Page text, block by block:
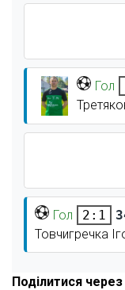
Гол
Гол 2:1
Товчигречка
Поділитися